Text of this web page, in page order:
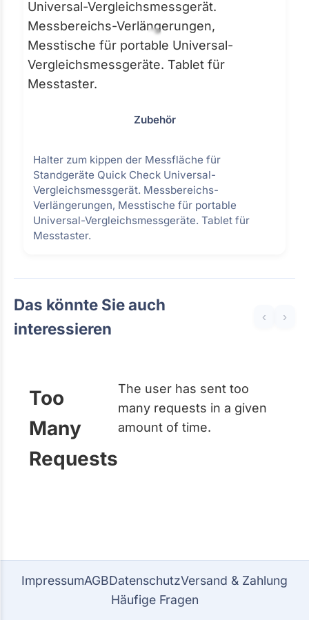
Zubehör
Halter zum kippen der Messfläche für
Standgeräte Quick Check Universal-
Vergleichsmessgerät. Messbereichs-
Verlängerungen, Messtische für portable
Universal-Vergleichsmessgeräte. Tablet für
Messtaster.
Das könnte Sie auch
interessieren
‹ ›
Too
Many
Requests
The user has sent too
many requests in a given
amount of time.
ImpressumAGBDatenschutzVersand & Zahlung
Häufige Fragen